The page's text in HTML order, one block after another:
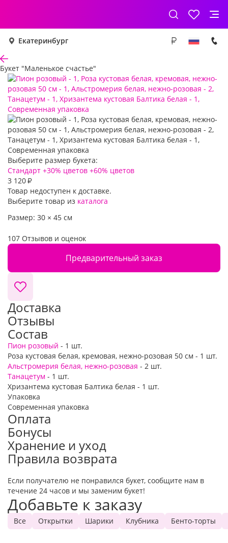
Екатеринбург
Букет "Маленькое счастье"
Выберите размер букета:
Стандарт +30% цветов +60% цветов
3 120₽
Товар недоступен к доставке.
Выберите товар из каталога
Размер: 30 × 45 см
107 Отзывов и оценок
Предварительный заказ
Доставка
Отзывы
Состав
Пион розовый - 1 шт.
Роза кустовая белая, кремовая, нежно-розовая 50 см - 1 шт.
Альстромерия белая, нежно-розовая - 2 шт.
Танацетум - 1 шт.
Хризантема кустовая Балтика белая - 1 шт.
Упаковка
Современная упаковка
Оплата
Бонусы
Хранение и уход
Правила возврата
Если получателю не понравился букет, сообщите нам в
течение 24 часов и мы заменим букет!
Добавьте к заказу
Все Открытки Шарики Клубника Бенто-торты